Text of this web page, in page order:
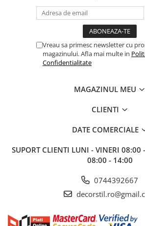
Vreau sa primesc newsletter cu
magazinului. Afla mai multe in
Confidentialitate
MAGAZINUL MEU
CLIENTI
DATE COMERCIALE
SUPORT CLIENTI LUNI - VINERI 08:00
08:00 - 14:00
0744392667